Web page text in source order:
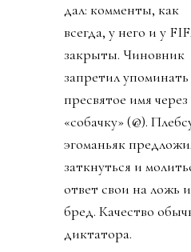
дал: комменты, как
всегда, у него и у
закрыты. Чиновник
запретил упоминать
пресвятое имя через
«собачку» (@).
эгоманьяк
заткнуться и
ответ свои на ложь и
бред. Качество
диктатора.